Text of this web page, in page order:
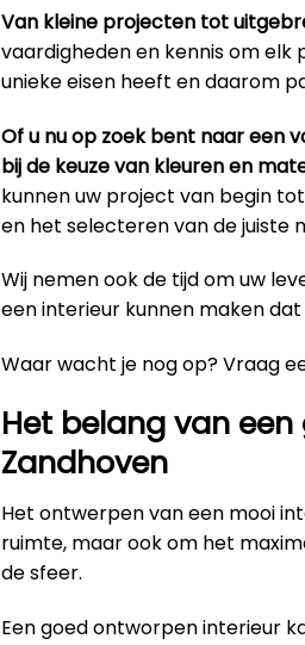
Van kleine projecten tot
vaardigheden en kennis om
unieke eisen heeft en daarom
Of u nu op zoek bent naar een
bij de keuze van kleuren en
kunnen uw project van begin
en het selecteren van de juiste
Wij nemen ook de tijd om uw
een interieur kunnen maken
Waar wacht je nog op? Vraag
Het belang van
Zandhoven
Het ontwerpen van een mooi
ruimte, maar ook om het
de sfeer.
Een goed ontworpen interieur